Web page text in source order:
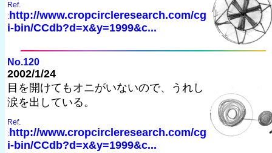
Ref.
: http://www.cropcircleresearch.com/cg
i-bin/CCdb?d=x&y=1999&c...
No.120
2002/1/24
目を開けてもオニがいないので、うれし
涙を出している。
Ref.
: http://www.cropcircleresearch.com/cg
i-bin/CCdb?d=x&y=1999&c...